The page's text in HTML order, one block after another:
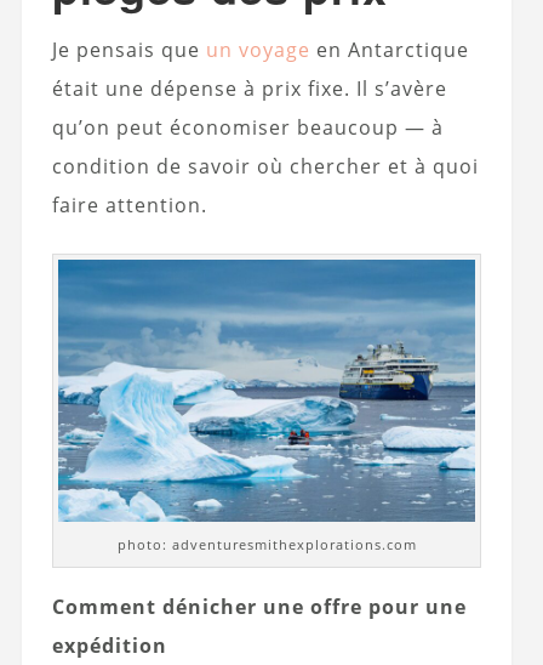
Je pensais que un voyage en Antarctique
était une dépense à prix fixe. Il s’avère
qu’on peut économiser beaucoup — à
condition de savoir où chercher et à quoi
faire attention.
photo: adventuresmithexplorations.com
Comment dénicher une offre pour une
expédition